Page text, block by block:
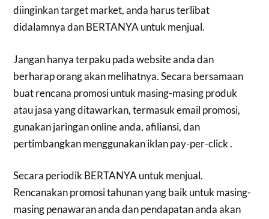
diinginkan target market, anda harus terlibat
didalamnya dan BERTANYA untuk menjual.
Jangan hanya terpaku pada website anda dan
berharap orang akan melihatnya. Secara bersamaan
buat rencana promosi untuk masing-masing produk
atau jasa yang ditawarkan, termasuk email promosi,
gunakan jaringan online anda, afiliansi, dan
pertimbangkan menggunakan iklan pay-per-click .
Secara periodik BERTANYA untuk menjual.
Rencanakan promosi tahunan yang baik untuk masing-
masing penawaran anda dan pendapatan anda akan